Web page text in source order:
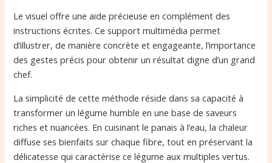
Le visuel offre une aide précieuse en complément des
instructions écrites. Ce support multimédia permet
d’illustrer, de manière concrète et engageante, l’importance
des gestes précis pour obtenir un résultat digne d’un grand
chef.
La simplicité de cette méthode réside dans sa capacité à
transformer un légume humble en une base de saveurs
riches et nuancées. En cuisinant le panais à l’eau, la chaleur
diffuse ses bienfaits sur chaque fibre, tout en préservant la
délicatesse qui caractérise ce légume aux multiples vertus.